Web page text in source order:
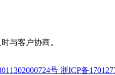
与客户协商。
号 浙ICP备